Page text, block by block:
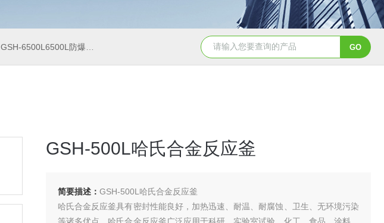
GSH-6500L6500L防爆加氢工业反应釜 GSH-0.5L0.5L不锈钢磁力密封聚酯反应釜
GSH-500L哈氏合金反应釜
简要描述： GSH-500L哈氏合金反应釜
哈氏合金反应釜具有密封性能良好，加热迅速、耐温、耐腐蚀、卫生、无环境污染